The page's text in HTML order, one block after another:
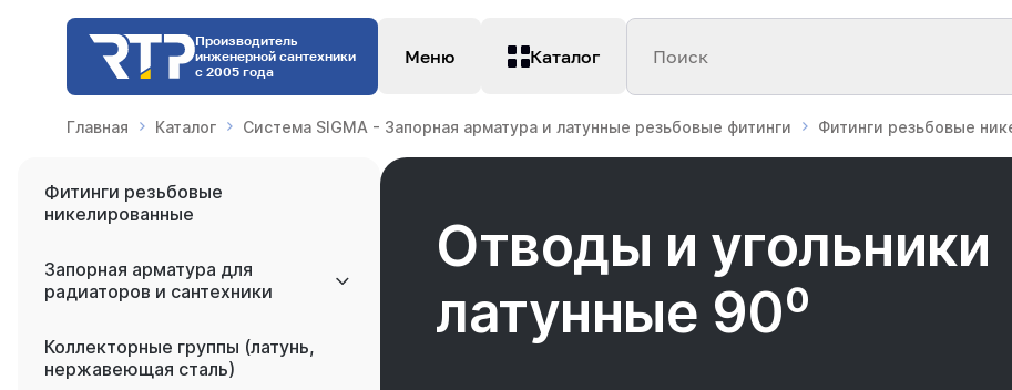
Производитель
инженерной сантехники
с 2005 года
Меню Каталог Поиск
Главная Каталог Система SIGMA - Запорная арматура и латунные резьбовые фитинги Фитинги резьбовые
Фитинги резьбовые
никелированные
Запорная арматура для
радиаторов и сантехники
Коллекторные группы (латунь,
нержавеющая сталь)
Отводы и угольники
латунные 90⁰